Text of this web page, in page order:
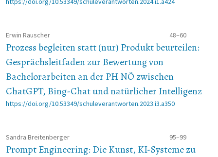
Erwin Rauscher 48–60
Prozess begleiten statt (nur) Produkt beurteilen:
Gesprächsleitfaden zur Bewertung von
Bachelorarbeiten an der PH NÖ zwischen
ChatGPT, Bing-Chat und natürlicher Intelligenz
https://doi.org/10.53349/schuleverantworten.2023.i3.a350
Sandra Breitenberger 95–99
Prompt Engineering: Die Kunst, KI-Systeme zu